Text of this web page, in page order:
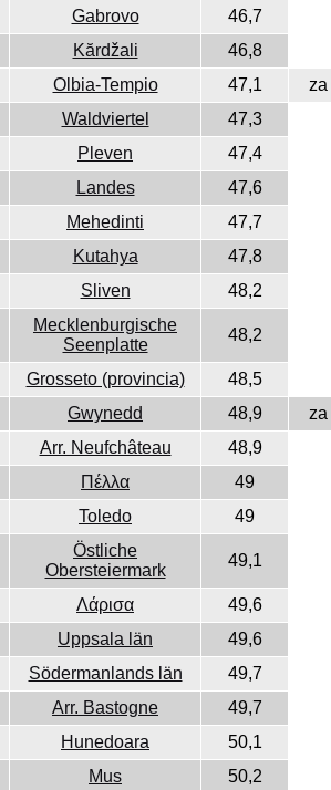
Gabrovo
46,7
Kărdžali
46,8
Olbia-Tempio 47,1
za
Waldviertel
47,3
Pleven
47,4
Landes
47,6
Mehedinti
47,7
Kutahya
47,8
Sliven 48,2
Mecklenburgische
Seenplatte
48,2
Grosseto (provincia)
48,5
Gwynedd 48,9
za
Arr. Neufchâteau
48,9
Πέλλα
49
Toledo 49
Östliche
Obersteiermark
49,1
Λάρισα
49,6
Uppsala län
49,6
Södermanlands län
49,7
Arr. Bastogne
49,7
Hunedoara
50,1
Mus
50,2